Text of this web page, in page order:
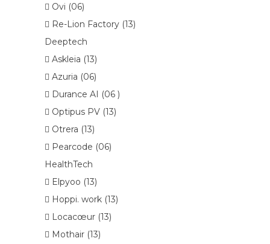
 Ovi (06)
 Re-Lion Factory (13)
Deeptech
 Askleia (13)
 Azuria (06)
 Durance AI (06 )
 Optipus PV (13)
 Otrera (13)
 Pearcode (06)
HealthTech
 Elpyoo (13)
 Hoppi. work (13)
 Locacœur (13)
 Mothair (13)